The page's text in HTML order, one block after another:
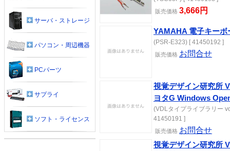
販売価格 3,666円
YAMAHA 電子キーボ
(PSR-E323) [ 41450192 ]
販売価格 お問合せ
視覚デザイン研究所
ヨタG Windows
(VDLタイプライブラリー
41450191 ]
販売価格 お問合せ
視覚デザイン研究所
サーバ・ストレージ
パソコン・周辺機器
PCパーツ
サプライ
ソフト・ライセンス